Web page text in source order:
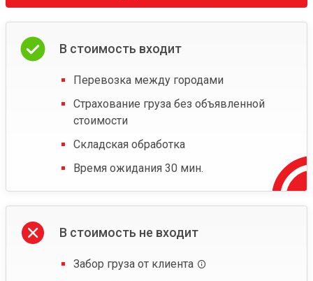
В стоимость входит
Перевозка между городами
Страхование груза без объявленной
стоимости
Складская обработка
Время ожидания 30 мин.
В стоимость не входит
Забор груза от клиента